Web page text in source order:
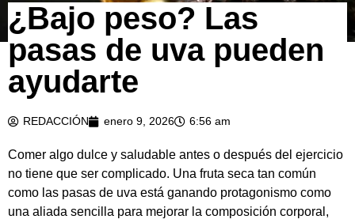
¿Bajo peso? Las
pasas de uva pueden
ayudarte
REDACCIÓN enero 9, 2026 6:56 am
Comer algo dulce y saludable antes o después del ejercicio
no tiene que ser complicado. Una fruta seca tan común
como las pasas de uva está ganando protagonismo como
una aliada sencilla para mejorar la composición corporal,